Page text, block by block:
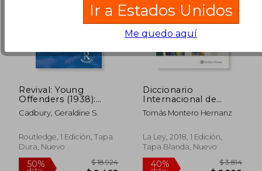
50%
dcto. $ 993
50%
dcto. $
Revival: Young
Offenders (1938):
Yesterday and Today
(en Inglés)
Cadbury, Geraldine S.
Routledge, 1 Edición, Tapa
Dura, Nuevo
Diccionario
Internacional de
Justicia Juvenil
Tomás Montero Hernanz
La Ley, 2018, 1 Edición,
Tapa Blanda, Nuevo
Ir a Estados Unidos
Me quedo aquí